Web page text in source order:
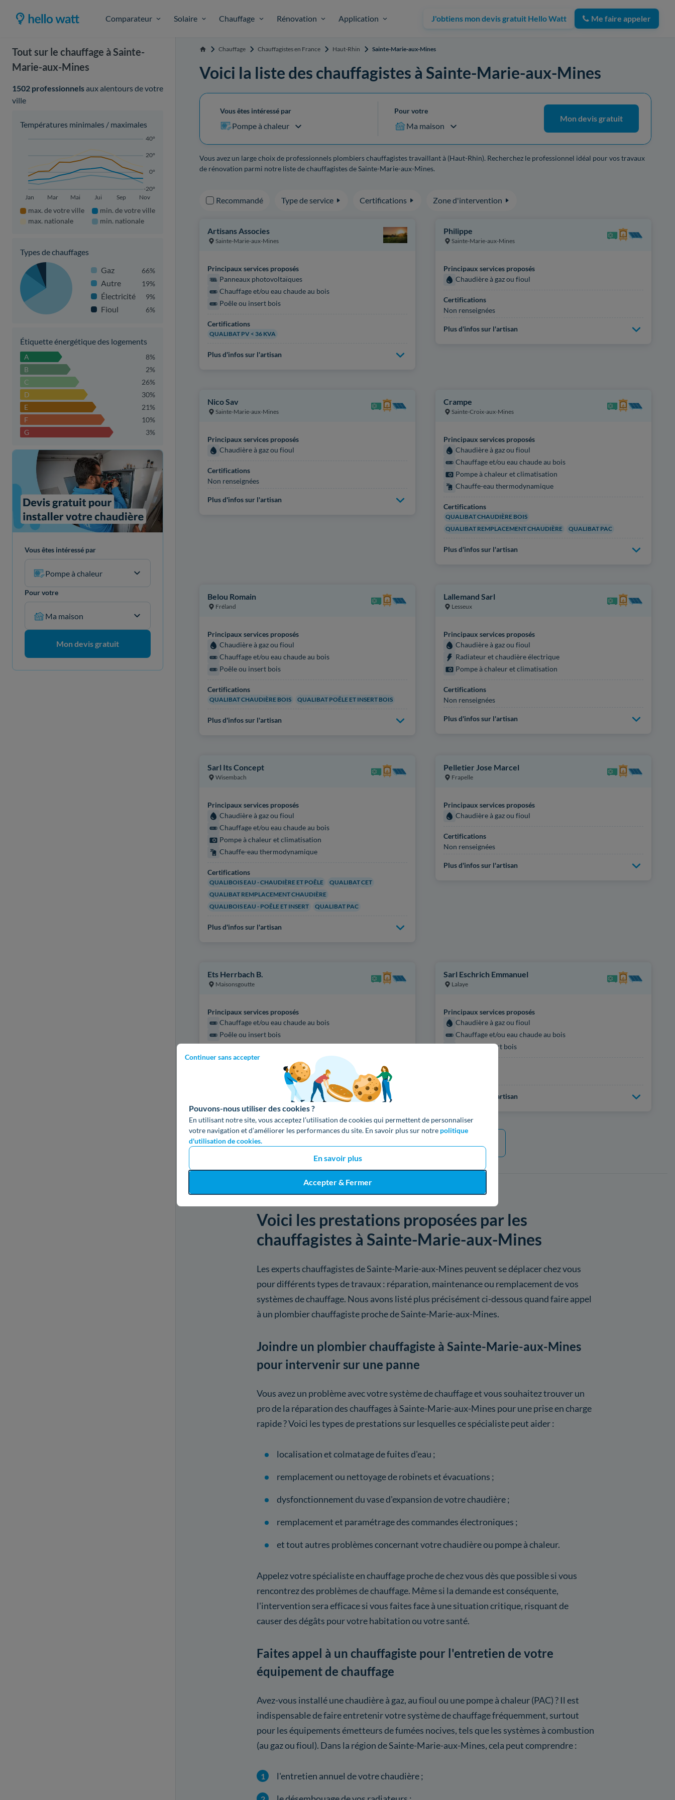
Comparateur Solaire Chauffage Rénovation Application J'obtiens mon devis gratuit Hello Watt Me faire appeler
Continuer sans accepter
Pouvons-nous utiliser des cookies ?
En utilisant notre site, vous acceptez l’utilisation de cookies qui permettent de personnaliser
votre navigation et d’améliorer les performances du site. En savoir plus sur notre politique
d'utilisation de cookies.
En savoir plus
Accepter & Fermer
Tout sur le chauffage à Sainte-
Marie-aux-Mines
1502 professionnelsaux alentours de votre
ville
Températures minimales / maximales
-20°
0°
20°
40°
Jan Mar Mai Jui Sep Nov
max. de votre ville
max. nationale
min. de votre ville
min. nationale
Types de chauffages
Gaz
66%
Autre 19%
Électricité 9%
Fioul 6%
Étiquette énergétique des logements
A
8%
B
2%
C
26%
D
30%
E
21%
F
10%
G
3%
Vous êtes intéressé par
Pompe à chaleur
Pour votre
Ma maison
Mon devis gratuit
Accueil Chauffage Chauffagistes en France Haut-Rhin Sainte-Marie-aux-Mines
Voici la liste des chauffagistes à Sainte-Marie-aux-Mines
Vous êtes intéressé par
Pompe à chaleur
Pour votre
Ma maison
Mon devis gratuit
Vous avez un large choix de professionnels plombiers chauffagistes travaillant à (Haut-Rhin). Recherchez le professionnel idéal pour vos travaux
de rénovation parmi notre liste de chauffagistes de Sainte-Marie-aux-Mines.
Recommandé Type de service Certifications Zone d'intervention
Artisans Associes
Sainte-Marie-aux-Mines
Principaux services proposés
Panneaux photovoltaïques
Chauffage et/ou eau chaude au bois
Poêle ou insert bois
Certifications
QUALIBAT PV < 36 KVA
Plus d'infos sur l'artisan
Philippe
Sainte-Marie-aux-Mines
Principaux services proposés
Chaudière à gaz ou fioul
Certifications
Non renseignées
Plus d'infos sur l'artisan
Nico Sav
Sainte-Marie-aux-Mines
Principaux services proposés
Chaudière à gaz ou fioul
Certifications
Non renseignées
Plus d'infos sur l'artisan
Crampe
Sainte-Croix-aux-Mines
Principaux services proposés
Chaudière à gaz ou fioul
Chauffage et/ou eau chaude au bois
Pompe à chaleur et climatisation
Chauffe-eau thermodynamique
Certifications
QUALIBAT CHAUDIÈRE BOIS
QUALIBAT REMPLACEMENT CHAUDIÈRE
QUALIBAT PAC
Plus d'infos sur l'artisan
Belou Romain
Fréland
Principaux services proposés
Chaudière à gaz ou fioul
Chauffage et/ou eau chaude au bois
Poêle ou insert bois
Certifications
QUALIBAT CHAUDIÈRE BOIS QUALIBAT POÊLE ET INSERT BOIS
Plus d'infos sur l'artisan
Lallemand Sarl
Lesseux
Principaux services proposés
Chaudière à gaz ou fioul
Radiateur et chaudière électrique
Pompe à chaleur et climatisation
Certifications
Non renseignées
Plus d'infos sur l'artisan
Sarl Its Concept
Wisembach
Principaux services proposés
Chaudière à gaz ou fioul
Chauffage et/ou eau chaude au bois
Pompe à chaleur et climatisation
Chauffe-eau thermodynamique
Certifications
QUALIBOIS EAU - CHAUDIÈRE ET POÊLE
QUALIBAT CET
QUALIBAT REMPLACEMENT CHAUDIÈRE
QUALIBOIS EAU - POÊLE ET INSERT
QUALIBAT PAC
Plus d'infos sur l'artisan
Pelletier Jose Marcel
Frapelle
Principaux services proposés
Chaudière à gaz ou fioul
Certifications
Non renseignées
Plus d'infos sur l'artisan
Ets Herrbach B.
Maisonsgoutte
Principaux services proposés
Chauffage et/ou eau chaude au bois
Poêle ou insert bois
Certifications
QUALIBOIS EAU - CHAUDIÈRE ET POÊLE
QUALIBOIS EAU - POÊLE ET INSERT
Sarl Eschrich Emmanuel
Lalaye
Principaux services proposés
Chaudière à gaz ou fioul
Chauffage et/ou eau chaude au bois
Poêle ou insert bois
Plus d'infos sur l'artisan
Voici les prestations proposées par les
chauffagistes à Sainte-Marie-aux-Mines
Les experts chauffagistes de Sainte-Marie-aux-Mines peuvent se déplacer chez vous
pour différents types de travaux : réparation, maintenance ou remplacement de vos
systèmes de chauffage. Nous avons listé plus précisément ci-dessous quand faire appel
à un plombier chauffagiste proche de Sainte-Marie-aux-Mines.
Joindre un plombier chauffagiste à Sainte-Marie-aux-Mines
pour intervenir sur une panne
Vous avez un problème avec votre système de chauffage et vous souhaitez trouver un
pro de la réparation des chauffages à Sainte-Marie-aux-Mines pour une prise en charge
rapide ? Voici les types de prestations sur lesquelles ce spécialiste peut aider :
localisation et colmatage de fuites d'eau ;
remplacement ou nettoyage de robinets et évacuations ;
dysfonctionnement du vase d'expansion de votre chaudière ;
remplacement et paramétrage des commandes électroniques ;
et tout autres problèmes concernant votre chaudière ou pompe à chaleur.
Appelez votre spécialiste en chauffage proche de chez vous dès que possible si vous
rencontrez des problèmes de chauffage. Même si la demande est conséquente,
l'intervention sera efficace si vous faites face à une situation critique, risquant de
causer des dégâts pour votre habitation ou votre santé.
Faites appel à un chauffagiste pour l'entretien de votre
équipement de chauffage
Avez-vous installé une chaudière à gaz, au fioul ou une pompe à chaleur (PAC) ? Il est
indispensable de faire entretenir votre système de chauffage fréquemment, surtout
pour les équipements émetteurs de fumées nocives, tels que les systèmes à combustion
(au gaz ou fioul). Dans la région de Sainte-Marie-aux-Mines, cela peut comprendre :
l'entretien annuel de votre chaudière ;